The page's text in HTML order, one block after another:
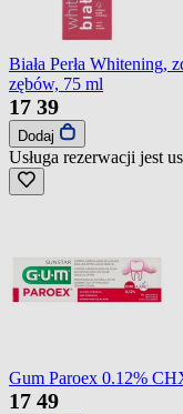
Biała Perła Whitening,
zębów, 75 ml
17 39
Dodaj
Usługa rezerwacji jest
Gum Paroex 0.12%
17 49